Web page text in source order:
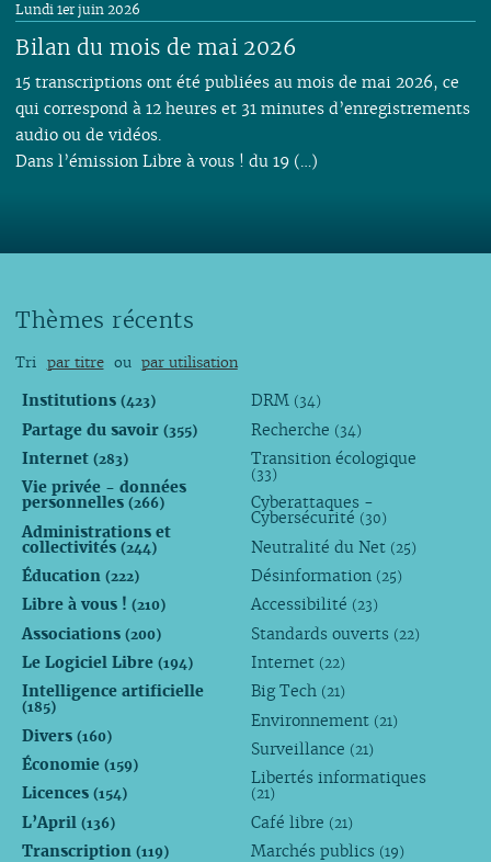
Bilan du mois de mai 2026
Lundi 1er juin 2026
15 transcriptions ont été publiées au mois de mai 2026, ce
qui correspond à 12 heures et 31 minutes d’enregistrements
audio ou de vidéos.
Dans l’émission Libre à vous ! du 19 (…)
Thèmes récents
Tri par titre ou par utilisation
Institutions (423)
Partage du savoir (355)
Internet (283)
Vie privée - données
personnelles (266)
Administrations et
collectivités (244)
Éducation (222)
Libre à vous ! (210)
Associations (200)
Le Logiciel Libre (194)
Intelligence artificielle
(185)
Divers (160)
Économie (159)
Licences (154)
L’April (136)
Transcription (119)
DRM (34)
Recherche (34)
Transition écologique
(33)
Cyberattaques -
Cybersécurité (30)
Neutralité du Net (25)
Désinformation (25)
Accessibilité (23)
Standards ouverts (22)
Internet (22)
Big Tech (21)
Environnement (21)
Surveillance (21)
Libertés informatiques
(21)
Café libre (21)
Marchés publics (19)